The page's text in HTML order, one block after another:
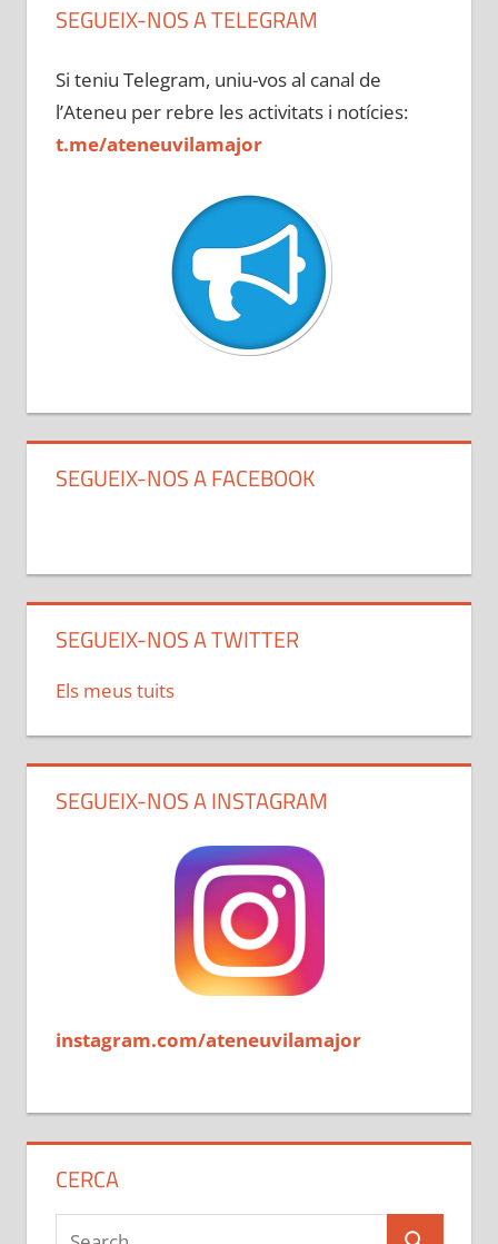
SEGUEIX-NOS A TELEGRAM
Si teniu Telegram, uniu-vos al canal de
l’Ateneu per rebre les activitats i notícies:
t.me/ateneuvilamajor
SEGUEIX-NOS A FACEBOOK
SEGUEIX-NOS A TWITTER
Els meus tuits
SEGUEIX-NOS A INSTAGRAM
instagram.com/ateneuvilamajor
CERCA
Search